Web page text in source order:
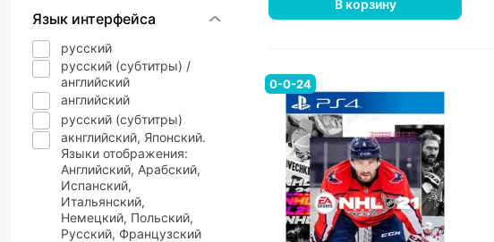
Язык интерфейса
русский
русский (субтитры) /
английский
английский
русский (субтитры)
акнглийский, Японский.
Языки отображения:
Английский, Арабский,
Испанский,
Итальянский,
Немецкий, Польский,
Русский, Французский
В корзину
0-0-24